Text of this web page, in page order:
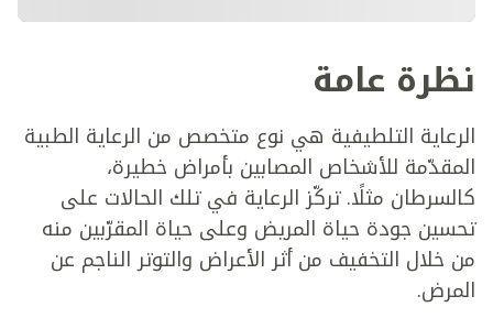
نظرة عامة
الرعاية التلطيفية هي نوع متخصص من الرعاية الطبية
المقدّمة للأشخاص المصابين بأمراض خطيرة،
كالسرطان مثلًا. تركّز الرعاية في تلك الحالات على
تحسين جودة حياة المريض وعلى حياة المقرّبين منه
من خلال التخفيف من أثر الأعراض والتوتر الناجم عن
المرض.